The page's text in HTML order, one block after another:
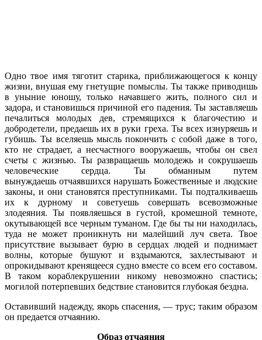
Одно твое имя тяготит старика, приближающегося к концу
жизни, внушая ему гнетущие помыслы. Ты также приводишь
в уныние юношу, только начавшего жить, полного сил и
задора, и становишься причиной его падения. Ты заставляешь
печалиться молодых дев, стремящихся к благочестию и
добродетели, предаешь их в руки греха. Ты всех изнуряешь и
губишь. Ты вселяешь мысль покончить с собой даже в того,
кто не страдает, а несчастного вооружаешь, чтобы он свел
счеты с жизнью. Ты развращаешь молодежь и сокрушаешь
человеческие сердца. Ты обманным путем
вынуждаешь отчаявшихся нарушать Божественные и людские
законы, и они становятся преступниками. Ты подталкиваешь
их к дурному и советуешь совершать всевозможные
злодеяния. Ты появляешься в густой, кромешной темноте,
окутывающей все черным туманом. Где бы ты ни находилась,
туда не может проникнуть ни малейший луч света. Твое
присутствие вызывает бурю в сердцах людей и поднимает
волны, которые бушуют и вздымаются, захлестывают и
опрокидывают кренящееся судно вместе со всем его составом.
В таком кораблекрушении никому невозможно спастись;
могилой потерпевших бедствие становится глубокая бездна.
Оставивший надежду, якорь спасения, — трус; таким образом
он предается отчаянию.
Образ отчаяния